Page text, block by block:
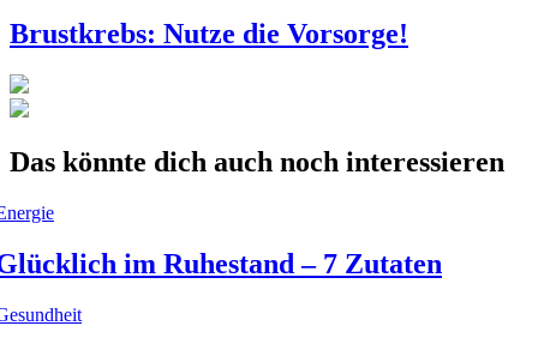
Brustkrebs: Nutze die Vorsorge!
Das könnte dich auch noch interessieren
im Ruhestand – 7 Zutaten